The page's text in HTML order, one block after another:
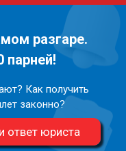
разгаре.
парней!
Как получить
законно?
ответ юриста